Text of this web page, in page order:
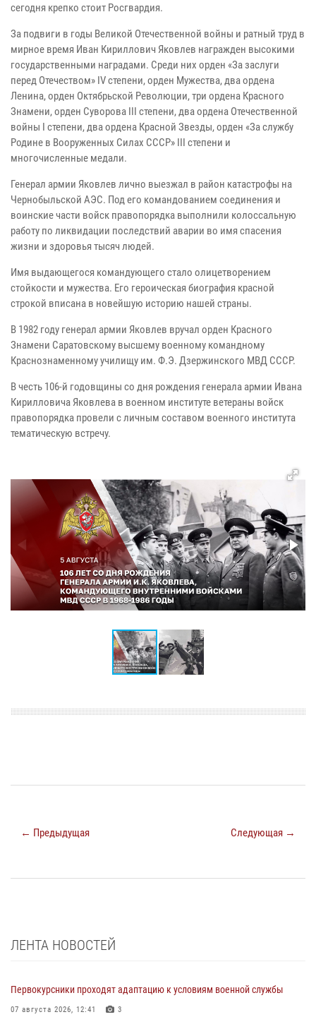
сегодня крепко стоит Росгвардия.
За подвиги в годы Великой Отечественной войны и ратный труд в
мирное время Иван Кириллович Яковлев награжден высокими
государственными наградами. Среди них орден «За заслуги
перед Отечеством» IV степени, орден Мужества, два ордена
Ленина, орден Октябрьской Революции, три ордена Красного
Знамени, орден Суворова III степени, два ордена Отечественной
войны I степени, два ордена Красной Звезды, орден «За службу
Родине в Вооруженных Силах СССР» III степени и
многочисленные медали.
Генерал армии Яковлев лично выезжал в район катастрофы на
Чернобыльской АЭС. Под его командованием соединения и
воинские части войск правопорядка выполнили колоссальную
работу по ликвидации последствий аварии во имя спасения
жизни и здоровья тысяч людей.
Имя выдающегося командующего стало олицетворением
стойкости и мужества. Его героическая биография красной
строкой вписана в новейшую историю нашей страны.
В 1982 году генерал армии Яковлев вручал орден Красного
Знамени Саратовскому высшему военному командному
Краснознаменному училищу им. Ф.Э. Дзержинского МВД СССР.
В честь 106-й годовщины со дня рождения генерала армии Ивана
Кирилловича Яковлева в военном институте ветераны войск
правопорядка провели с личным составом военного института
тематическую встречу.
← Предыдущая Следующая →
ЛЕНТА НОВОСТЕЙ
Первокурсники проходят адаптацию к условиям военной службы
07 августа 2026, 12:41 3